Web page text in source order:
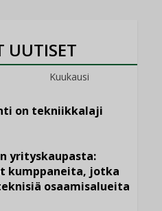
UUTISET
Kuukausi
on tekniikkalaji
yrityskaupasta:
kumppaneita, jotka
osaamisalueita